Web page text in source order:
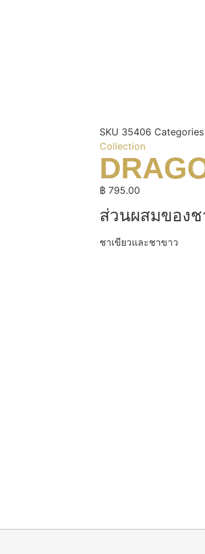
SKU 35406 Categories
Collection
฿ 795.00
ส่วนผสมของช
ชาเขียวและชาขาว